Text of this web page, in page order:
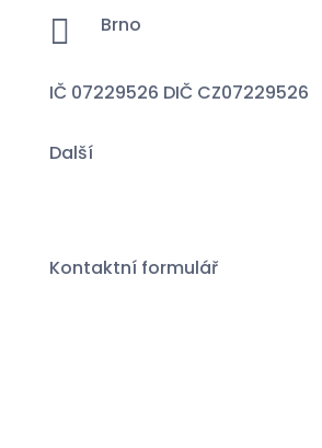
 Brno
IČ 07229526 DIČ CZ07229526
Další
Kontaktní formulář